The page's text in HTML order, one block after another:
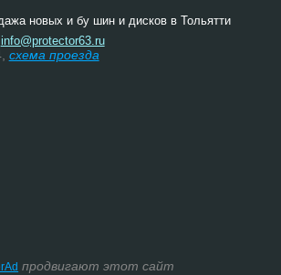
новых и бу шин и дисков в Тольятти
info@protector63.ru
схема проезда
продвигают этот сайт